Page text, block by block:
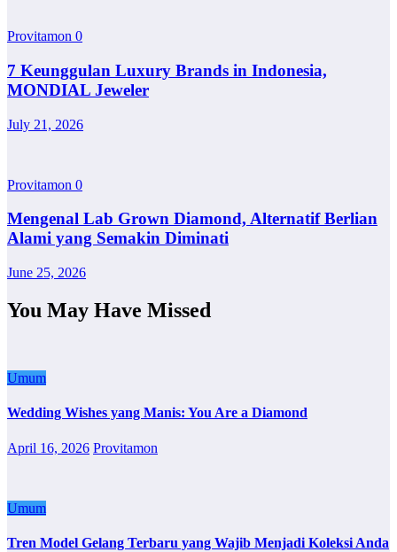
Provitamon 0
7 Keunggulan Luxury Brands in Indonesia,
MONDIAL Jeweler
July 21, 2026
Provitamon 0
Mengenal Lab Grown Diamond, Alternatif Berlian
Alami yang Semakin Diminati
June 25, 2026
You May Have Missed
Umum
Wedding Wishes yang Manis: You Are a Diamond
April 16, 2026 Provitamon
Umum
Tren Model Gelang Terbaru yang Wajib Menjadi Koleksi Anda